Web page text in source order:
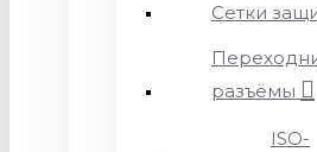
Сетки
разъёмы
ISO-